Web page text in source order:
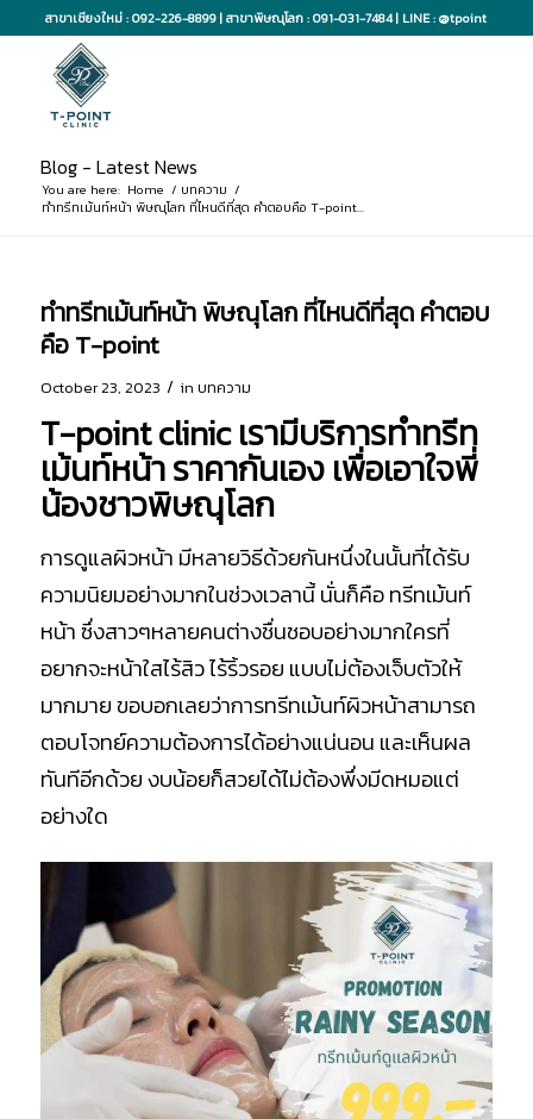
สาขาเชียงใหม่ : 092-226-8899 | สาขาพิษณุโลก : 091-031-7484 | LINE : @tpoint
Blog - Latest News
You are here: Home / บทความ /
ทำทรีทเม้นท์หน้า พิษณุโลก ที่ไหนดีที่สุด คำตอบคือ T-point...
ทำทรีทเม้นท์หน้า พิษณุโลก ที่ไหนดีที่สุด คำตอบ
คือ T-point
October 23, 2023 / in บทความ
T-point clinic เรามีบริการทำทรีท
เม้นท์หน้า ราคากันเอง เพื่อเอาใจพี่
น้องชาวพิษณุโลก
การดูแลผิวหน้า มีหลายวิธีด้วยกันหนึ่งในนั้นที่ได้รับ
ความนิยมอย่างมากในช่วงเวลานี้ นั่นก็คือ ทรีทเม้นท์
หน้า ซึ่งสาวๆหลายคนต่างชื่นชอบอย่างมากใครที่
อยากจะหน้าใสไร้สิว ไร้ริ้วรอย แบบไม่ต้องเจ็บตัวให้
มากมาย ขอบอกเลยว่าการทรีทเม้นท์ผิวหน้าสามารถ
ตอบโจทย์ความต้องการได้อย่างแน่นอน และเห็นผล
ทันทีอีกด้วย งบน้อยก็สวยได้ไม่ต้องพึ่งมีดหมอแต่
อย่างใด